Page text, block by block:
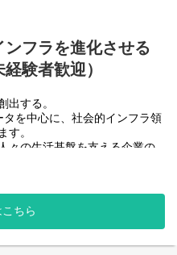
フラを進化させる
験者歓迎）
出する。
を中心に、社会的インフラ領
す。
々の生活基盤を支える企業の
移動支援ではありません。人
れまで含めた統合的な情報基
る社会インフラソリューショ
ちら